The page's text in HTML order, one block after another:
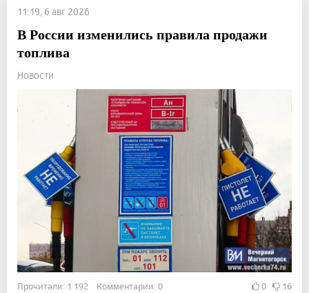
11:19, 6 авг 2026
В России изменились правила продажи
топлива
Новости
Прочитали: 1 192 Комментарии: 0 0 16